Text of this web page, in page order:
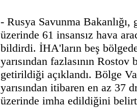
- Rusya Savunma Bakanlığı,
üzerinde 61 insansız hava
bildirdi. İHA'ların beş
yarısından fazlasının
getirildiği açıklandı. Bölge
yarısından itibaren en az 37
üzerinde imha edildiğini